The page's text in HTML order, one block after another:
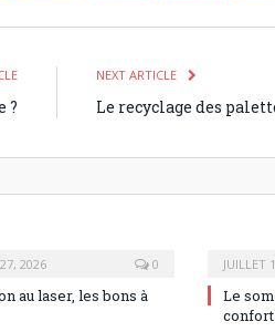
?
NEXT ARTICLE
Le recyclage des
2026 0
au laser, les bons à
JUILLET
Le